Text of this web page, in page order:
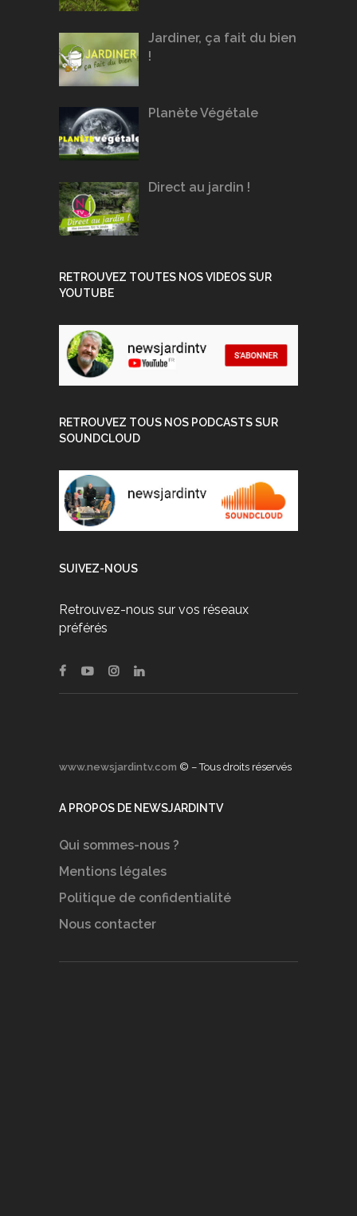
Jardiner, ça fait du bien
!
Planète Végétale
Direct au jardin !
RETROUVEZ TOUTES NOS VIDEOS SUR
YOUTUBE
RETROUVEZ TOUS NOS PODCASTS SUR
SOUNDCLOUD
SUIVEZ-NOUS
Retrouvez-nous sur vos réseaux
préférés
www.newsjardintv.com © – Tous droits réservés
A PROPOS DE NEWSJARDINTV
Qui sommes-nous ?
Mentions légales
Politique de confidentialité
Nous contacter